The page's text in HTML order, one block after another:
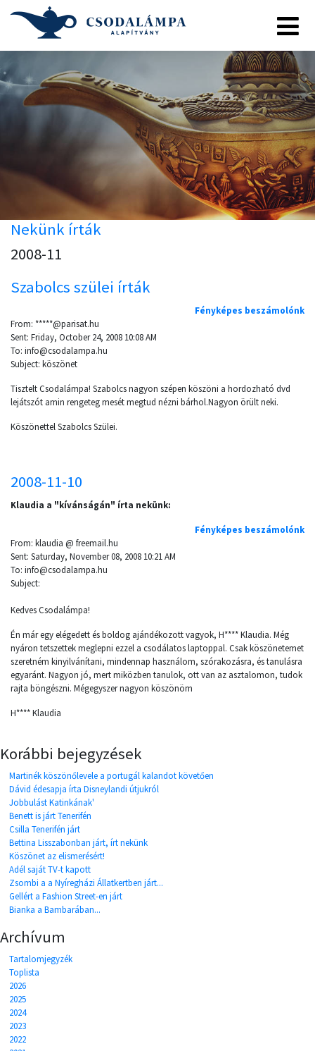
Nekünk írták
2008-11
Szabolcs szülei írták
Fényképes beszámolónk
From: *****@parisat.hu
Sent: Friday, October 24, 2008 10:08 AM
To: info@csodalampa.hu
Subject: köszönet
Tisztelt Csodalámpa! Szabolcs nagyon szépen köszöni a hordozható dvd
lejátszót amin rengeteg mesét megtud nézni bárhol.Nagyon örült neki.
Köszönettel Szabolcs Szülei.
2008-11-10
Klaudia a "kívánságán" írta nekünk:
Fényképes beszámolónk
From: klaudia @ freemail.hu
Sent: Saturday, November 08, 2008 10:21 AM
To: info@csodalampa.hu
Subject:
Kedves Csodalámpa!
Én már egy elégedett és boldog ajándékozott vagyok, H**** Klaudia. Még
nyáron tetszettek meglepni ezzel a csodálatos laptoppal. Csak köszönetemet
szeretném kinyilvánítani, mindennap használom, szórakozásra, és tanulásra
egyaránt. Nagyon jó, mert miközben tanulok, ott van az asztalomon, tudok
rajta böngészni. Mégegyszer nagyon köszönöm
H**** Klaudia
Korábbi bejegyzések
Martinék köszönőlevele a portugál kalandot követően
Dávid édesapja írta Disneylandi útjukról
Jobbulást Katinkának'
Benett is járt Tenerifén
Csilla Tenerifén járt
Bettina Lisszabonban járt, írt nekünk
Köszönet az elismerésért!
Adél saját TV-t kapott
Zsombi a a Nyíregházi Állatkertben járt...
Gellért a Fashion Street-en járt
Bianka a Bambarában...
Archívum
Tartalomjegyzék
Toplista
2026
2025
2024
2023
2022